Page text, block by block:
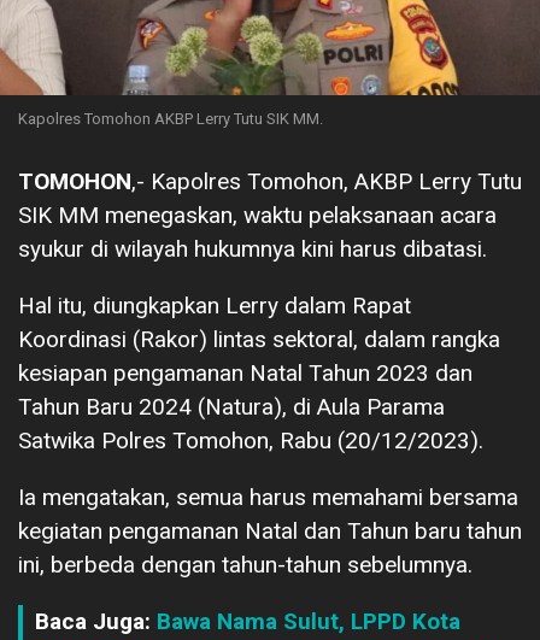
Kapolres Tomohon AKBP Lerry Tutu SIK MM.
TOMOHON,- Kapolres Tomohon, AKBP Lerry Tutu
SIK MM menegaskan, waktu pelaksanaan acara
syukur di wilayah hukumnya kini harus dibatasi.
Hal itu, diungkapkan Lerry dalam Rapat
Koordinasi (Rakor) lintas sektoral, dalam rangka
kesiapan pengamanan Natal Tahun 2023 dan
Tahun Baru 2024 (Natura), di Aula Parama
Satwika Polres Tomohon, Rabu (20/12/2023).
Ia mengatakan, semua harus memahami bersama
kegiatan pengamanan Natal dan Tahun baru tahun
ini, berbeda dengan tahun-tahun sebelumnya.
Baca Juga: Bawa Nama Sulut, LPPD Kota